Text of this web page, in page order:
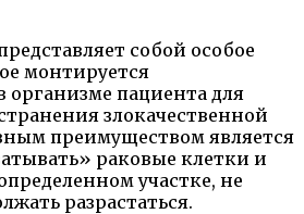
собой особое
монтируется
организме пациента для
злокачественной
преимуществом является
раковые клетки и
участке, не
разрастаться.